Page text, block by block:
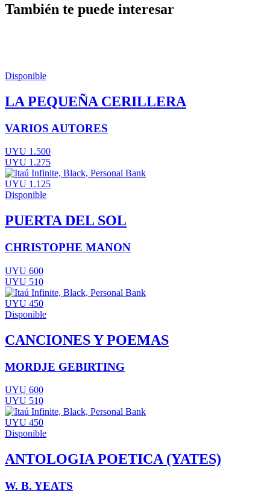
También te puede interesar
Disponible
LA PEQUEÑA CERILLERA
VARIOS AUTORES
UYU 1.500
UYU 1.275
UYU 1.125
Disponible
PUERTA DEL SOL
CHRISTOPHE MANON
UYU 600
UYU 510
UYU 450
Disponible
CANCIONES Y POEMAS
MORDJE GEBIRTING
UYU 600
UYU 510
UYU 450
Disponible
ANTOLOGIA POETICA (YATES)
W. B. YEATS